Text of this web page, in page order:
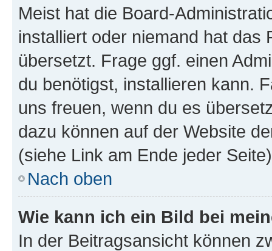
Meist hat die Board-
installiert oder niemand hat das
übersetzt. Frage ggf. einen
du benötigst, installieren kann.
uns freuen, wenn du es
dazu können auf der Website
(siehe Link am Ende jeder
Nach oben
Wie kann ich ein Bild bei
In der Beitragsansicht können